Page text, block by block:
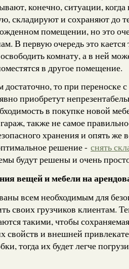
конечно, ситуации,
складируют и сохраняют до
помещении, но это
В первую очередь это кается
комнату, а в ней
в другое помещение.
то при переноске
приобретут
в покупке новой
также не самое
хранения и опять же
решение - снять
будут решены и очень
вещей и мебели на
всем необходимым для
своих грузчиков клиентам.
такими, чтобы
свойств и внешней
тогда их будет легче